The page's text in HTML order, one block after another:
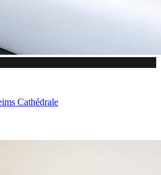
Cathédrale